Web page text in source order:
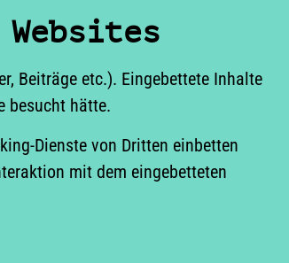
Beiträge etc.). Eingebettete Inhalte
besucht hätte.
Dienste von Dritten einbetten
mit dem eingebetteten